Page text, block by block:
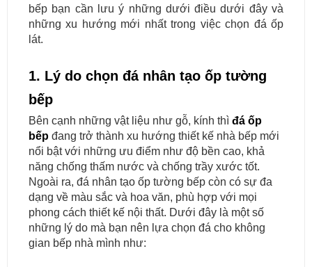
bếp bạn cần lưu ý những dưới điều dưới đây và
những xu hướng mới nhất trong việc chọn đá ốp
lát.
1. Lý do chọn đá nhân tạo ốp tường
bếp
Bên cạnh những vật liệu như gỗ, kính thì đá ốp
bếp đang trở thành xu hướng thiết kế nhà bếp mới
nổi bật với những ưu điểm như độ bền cao, khả
năng chống thấm nước và chống trầy xước tốt.
Ngoài ra, đá nhân tạo ốp tường bếp còn có sự đa
dạng về màu sắc và hoa văn, phù hợp với mọi
phong cách thiết kế nội thất. Dưới đây là một số
những lý do mà bạn nên lựa chọn đá cho không
gian bếp nhà mình như: